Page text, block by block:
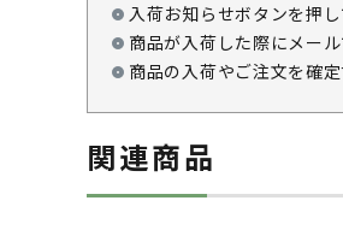
入荷お知らせボタンを押
商品が入荷した際にメー
商品の入荷やご注文を確
関連商品